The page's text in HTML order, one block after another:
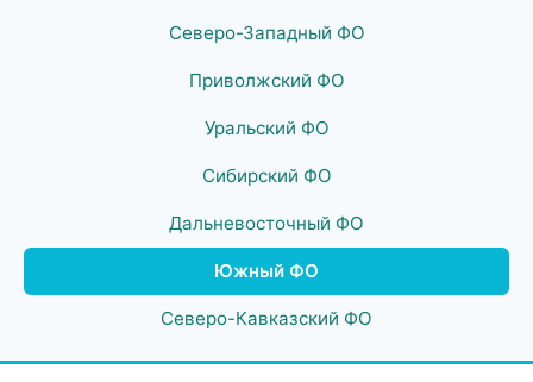
Северо-Западный ФО
Приволжский ФО
Уральский ФО
Сибирский ФО
Дальневосточный ФО
Южный ФО
Северо-Кавказский ФО